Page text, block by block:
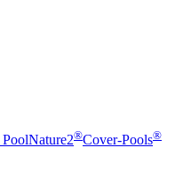
PoolNature2®Cover-Pools®